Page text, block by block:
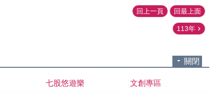
回上一頁 回最上面
113年
關閉
七股悠遊樂 文創專區